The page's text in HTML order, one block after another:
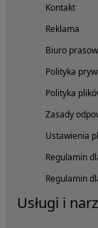
Kontakt
Reklama
Biuro
Polityka
Polityka
Zasady
Ustawienia
Regulamin
Regulamin
Usługi i